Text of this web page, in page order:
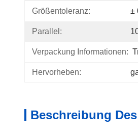
Größentoleranz: ±
Parallel:
Verpackung Informationen:
Hervorheben:
Beschreibung